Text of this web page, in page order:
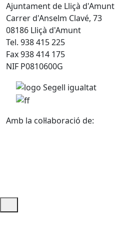
Ajuntament de Lliçà d'Amunt
Carrer d'Anselm Clavé, 73
08186 Lliçà d'Amunt
Tel. 938 415 225
Fax 938 414 175
NIF P0810600G
Amb la col·laboració de: